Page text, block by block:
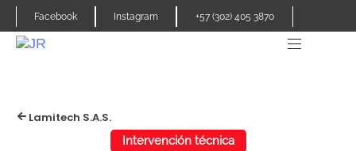
Facebook Instagram +57 (302) 405 3870
Lamitech S.A.S.
Intervención técnica